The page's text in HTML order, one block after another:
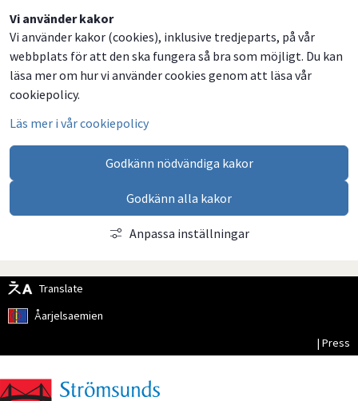
Vi använder kakor
Vi använder kakor (cookies), inklusive tredjeparts, på vår
webbplats för att den ska fungera så bra som möjligt. Du kan
läsa mer om hur vi använder cookies genom att läsa vår
cookiepolicy.
Läs mer i vår cookiepolicy
Godkänn nödvändiga kakor
Godkänn alla kakor
Anpassa inställningar
Translate
Åarjelsaemien
| Press
Dela
på
Facebook
Dela
på
Twitter
Dela
på
LinkedIn
Dela
via
email